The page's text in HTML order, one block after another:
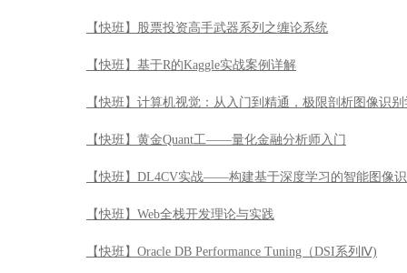
【快班】股票投资高手武器系列之缠论系统
【快班】基于R的Kaggle实战案例详解
【快班】计算机视觉：从入门到精通，极限剖析图像识
【快班】黄金Quant工——量化金融分析师入门
【快班】DL4CV实战——构建基于深度学习的智能图像
【快班】Web全栈开发理论与实践
【快班】Oracle DB Performance Tuning（DSI系列Ⅳ)